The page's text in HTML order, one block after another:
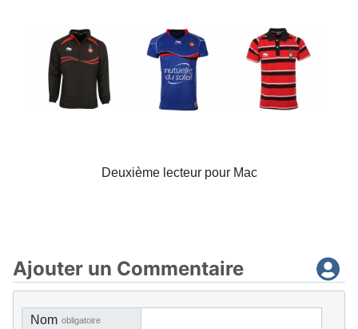
Deuxième lecteur pour Mac
Ajouter un Commentaire
Nom obligatoire